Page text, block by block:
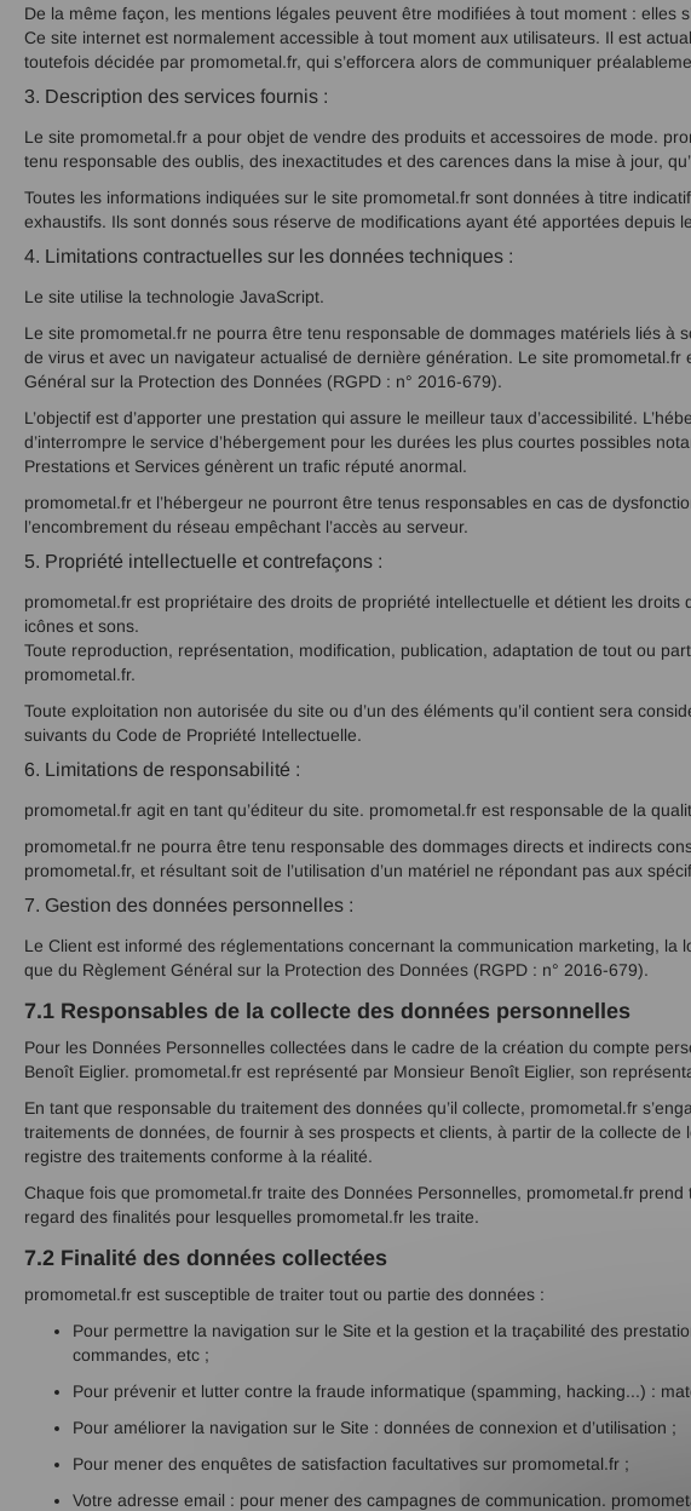
De la même façon, les mentions légales peuvent être modifiées à tout moment : elles
Ce site internet est normalement accessible à tout moment aux utilisateurs. Il est
toutefois décidée par promometal.fr, qui s’efforcera alors de communiquer
3. Description des services fournis :
Le site promometal.fr a pour objet de vendre des produits et accessoires de mode.
tenu responsable des oublis, des inexactitudes et des carences dans la mise à jour,
Toutes les informations indiquées sur le site promometal.fr sont données à titre
exhaustifs. Ils sont donnés sous réserve de modifications ayant été apportées depuis
4. Limitations contractuelles sur les données techniques :
Le site utilise la technologie JavaScript.
Le site promometal.fr ne pourra être tenu responsable de dommages matériels liés à
de virus et avec un navigateur actualisé de dernière génération. Le site
Général sur la Protection des Données (RGPD : n° 2016-679).
L’objectif est d’apporter une prestation qui assure le meilleur taux d’accessibilité.
d’interrompre le service d’hébergement pour les durées les plus courtes possibles
Prestations et Services génèrent un trafic réputé anormal.
promometal.fr et l’hébergeur ne pourront être tenus responsables en cas de
l’encombrement du réseau empêchant l’accès au serveur.
5. Propriété intellectuelle et contrefaçons :
promometal.fr est propriétaire des droits de propriété intellectuelle et détient les
icônes et sons.
Toute reproduction, représentation, modification, publication, adaptation de tout ou
promometal.fr.
Toute exploitation non autorisée du site ou d’un des éléments qu’il contient sera
suivants du Code de Propriété Intellectuelle.
6. Limitations de responsabilité :
promometal.fr agit en tant qu’éditeur du site. promometal.fr est responsable de la
promometal.fr ne pourra être tenu responsable des dommages directs et indirects
promometal.fr, et résultant soit de l’utilisation d’un matériel ne répondant pas aux
7. Gestion des données personnelles :
Le Client est informé des réglementations concernant la communication marketing,
que du Règlement Général sur la Protection des Données (RGPD : n° 2016-679).
7.1 Responsables de la collecte des données personnelles
Pour les Données Personnelles collectées dans le cadre de la création du compte
Benoît Eiglier. promometal.fr est représenté par Monsieur Benoît Eiglier, son
En tant que responsable du traitement des données qu’il collecte, promometal.fr
traitements de données, de fournir à ses prospects et clients, à partir de la collecte
registre des traitements conforme à la réalité.
Chaque fois que promometal.fr traite des Données Personnelles, promometal.fr
regard des finalités pour lesquelles promometal.fr les traite.
7.2 Finalité des données collectées
promometal.fr est susceptible de traiter tout ou partie des données :
Pour permettre la navigation sur le Site et la gestion et la traçabilité des
commandes, etc ;
Pour prévenir et lutter contre la fraude informatique (spamming, hacking...) :
Pour améliorer la navigation sur le Site : données de connexion et d’utilisation ;
Pour mener des enquêtes de satisfaction facultatives sur promometal.fr ;
Votre adresse email : pour mener des campagnes de communication.